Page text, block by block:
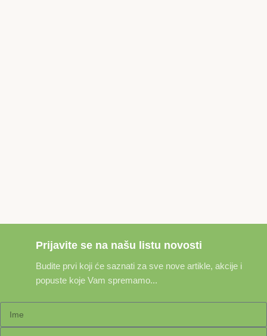
Prijavite se na našu listu novosti
Budite prvi koji će saznati za sve nove artikle, akcije i
popuste koje Vam spremamo...